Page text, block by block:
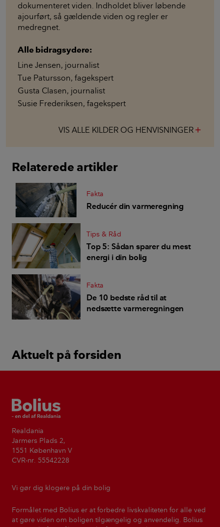
dokumenteret viden. Indholdet bliver løbende
ajourført, så gældende viden og regler er
medregnet.
Alle bidragsydere:
Line Jensen, journalist
Tue Patursson, fagekspert
Gusta Clasen, journalist
Susie Frederiksen, fagekspert
VIS ALLE KILDER OG HENVISNINGER
Relaterede artikler
Fakta
Reducér din varmeregning
Tips & Råd
Top 5: Sådan sparer du mest
energi i din bolig
Fakta
De 10 bedste råd til at
nedsætte varmeregningen
Aktuelt på forsiden
Bolius
Realdania
Jarmers Plads 2,
1551 København V
CVR-nr. 55542228
Vi gør dig klogere på din bolig
Formålet med Bolius er at forbedre livskvaliteten for alle ved
at gøre viden om boligen tilgængelig og anvendelig. Bolius